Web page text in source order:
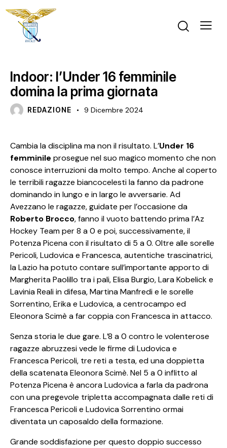
Indoor: l’Under 16 femminile
domina la prima giornata
REDAZIONE 9 Dicembre 2024
Cambia la disciplina ma non il risultato. L’Under 16
femminile prosegue nel suo magico momento che non
conosce interruzioni da molto tempo. Anche al coperto
le terribili ragazze biancocelesti la fanno da padrone
dominando in lungo e in largo le avversarie. Ad
Avezzano le ragazze, guidate per l’occasione da
Roberto Brocco, fanno il vuoto battendo prima l’Az
Hockey Team per 8 a 0 e poi, successivamente, il
Potenza Picena con il risultato di 5 a 0. Oltre alle sorelle
Pericoli, Ludovica e Francesca, autentiche trascinatrici,
la Lazio ha potuto contare sull’importante apporto di
Margherita Paolillo tra i pali, Elisa Burgio, Lara Kobelick e
Lavinia Reali in difesa, Martina Manfredi e le sorelle
Sorrentino, Erika e Ludovica, a centrocampo ed
Eleonora Scimè a far coppia con Francesca in attacco.
Senza storia le due gare. L’8 a 0 contro le volenterose
ragazze abruzzesi vede le firme di Ludovica e
Francesca Pericoli, tre reti a testa, ed una doppietta
della scatenata Eleonora Scimè. Nel 5 a 0 inflitto al
Potenza Picena è ancora Ludovica a farla da padrona
con una pregevole tripletta accompagnata dalle reti di
Francesca Pericoli e Ludovica Sorrentino ormai
diventata un caposaldo della formazione.
Grande soddisfazione per questo doppio successo